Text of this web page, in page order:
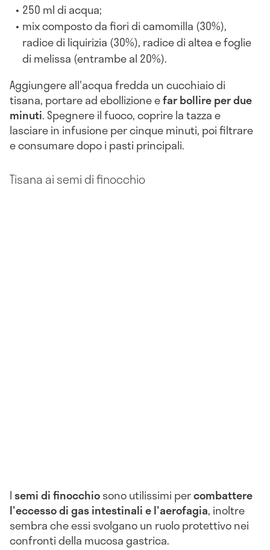
250 ml di acqua;
mix composto da fiori di camomilla (30%),
radice di liquirizia (30%), radice di altea e foglie
di melissa (entrambe al 20%).
Aggiungere all'acqua fredda un cucchiaio di
tisana, portare ad ebollizione efar bollire per due
minuti. Spegnere il fuoco, coprire la tazza e
lasciare in infusione per cinque minuti, poi filtrare
e consumare dopo i pasti principali.
Tisana ai semi di finocchio
Isemi di finocchiosono utilissimi percombattere
l'eccesso di gas intestinali e l'aerofagia, inoltre
sembra che essi svolgano un ruolo protettivo nei
confronti della mucosa gastrica.